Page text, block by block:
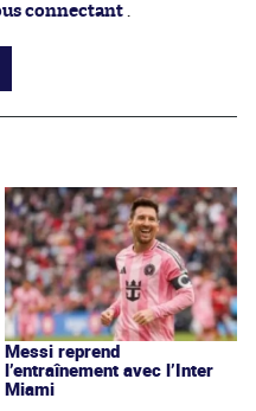
connectant
Messi reprend
l’entraînement avec l’Inter
Miami